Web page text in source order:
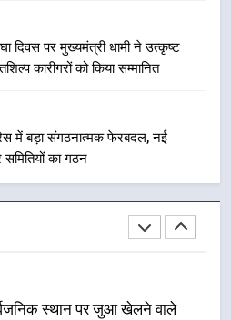
दिवस पर मुख्यमंत्री धामी ने उत्कृष्ट
कारीगरों को किया सम्मानित
में बड़ा संगठनात्मक फेरबदल, नई
समितियों का गठन
सुरक्षा मानकों से कोई समझौता
डीएम
2026ः 01 सितंबर से सजेगा
पंचायत से राज्य स्तर तक होगा
का प्रदर्शन
समाचार
को पुलिस ने किया गिरफ्तार
रोजगार, शिक्षा, श्रमिक हित